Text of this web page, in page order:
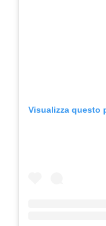
Visualizza questo